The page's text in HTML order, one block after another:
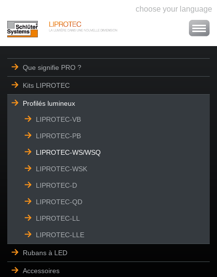
choose your language
Que signifie PRO ?
Kits LIPROTEC
Profilés lumineux
LIPROTEC-VB
LIPROTEC-PB
LIPROTEC-WS/WSQ
LIPROTEC-WSK
LIPROTEC-D
LIPROTEC-QD
LIPROTEC-LL
LIPROTEC-LLE
Rubans à LED
Accessoires